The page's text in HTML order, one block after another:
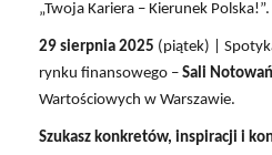
„Twoja Kariera – Kierunek Polska!”.
29 sierpnia 2025 (piątek) |
rynku finansowego – Sali Notowań
Wartościowych w Warszawie.
Szukasz konkretów, inspiracji i